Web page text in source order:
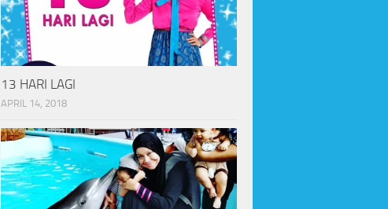
13 HARI LAGI
APRIL 14, 2018